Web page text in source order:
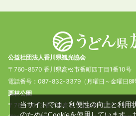
公益社団法人香川県観光協会
〒760-8570 香川県高松市番町四丁目1番10号
電話番号：087-832-3379（月曜日～金曜日8
栗林公園
〒760-0073 香川県高松市栗林町1丁目20番16
当サイトでは、利便性の向上と利用